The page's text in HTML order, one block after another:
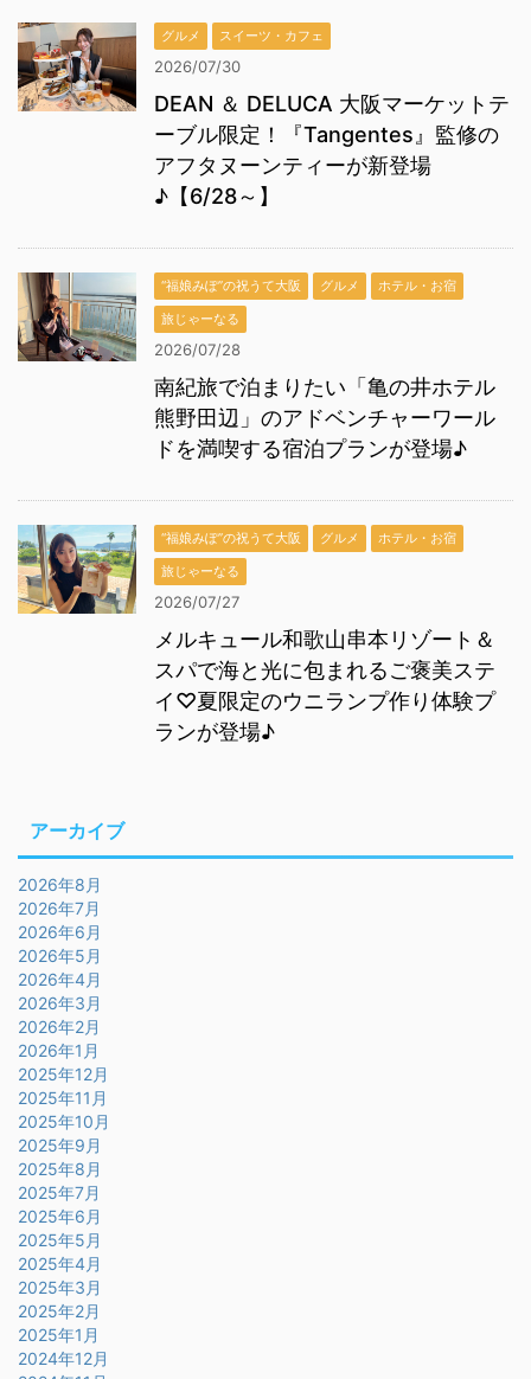
グルメ スイーツ・カフェ
2026/07/30
DEAN ＆ DELUCA 大阪マーケットテ
ーブル限定！『Tangentes』監修の
アフタヌーンティーが新登場
♪【6/28～】
“福娘みぽ”の祝うて大阪 グルメ
ホテル・お宿
旅じゃーなる
2026/07/28
南紀旅で泊まりたい「亀の井ホテル
熊野田辺」のアドベンチャーワール
ドを満喫する宿泊プランが登場♪
“福娘みぽ”の祝うて大阪 グルメ
ホテル・お宿
旅じゃーなる
2026/07/27
メルキュール和歌山串本リゾート＆
スパで海と光に包まれるご褒美ステ
イ♡夏限定のウニランプ作り体験プ
ランが登場♪
アーカイブ
2026年8月
2026年7月
2026年6月
2026年5月
2026年4月
2026年3月
2026年2月
2026年1月
2025年12月
2025年11月
2025年10月
2025年9月
2025年8月
2025年7月
2025年6月
2025年5月
2025年4月
2025年3月
2025年2月
2025年1月
2024年12月